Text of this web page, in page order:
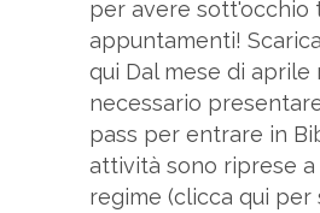
per avere sott'occhio
appuntamenti!
qui Dal mese di aprile
necessario
pass per entrare in
attività sono riprese
regime (clicca qui per